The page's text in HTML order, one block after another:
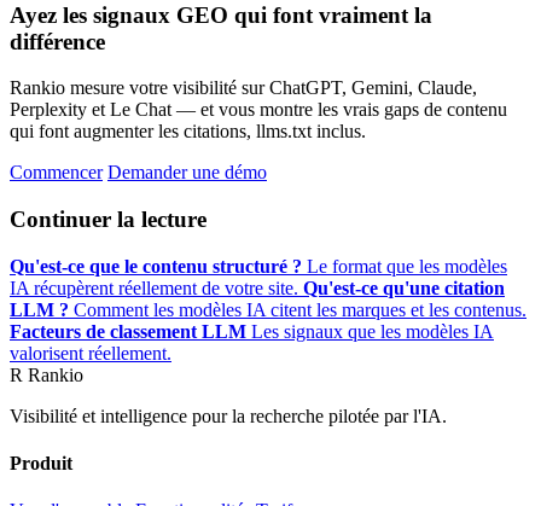
Ayez les signaux GEO qui font vraiment la
différence
Rankio mesure votre visibilité sur ChatGPT, Gemini, Claude,
Perplexity et Le Chat — et vous montre les vrais gaps de contenu
qui font augmenter les citations, llms.txt inclus.
Commencer Demander une démo
Continuer la lecture
Qu'est-ce que le contenu structuré ? Le format que les modèles
IA récupèrent réellement de votre site. Qu'est-ce qu'une citation
LLM ? Comment les modèles IA citent les marques et les contenus.
Facteurs de classement LLM Les signaux que les modèles IA
valorisent réellement.
R Rankio
Visibilité et intelligence pour la recherche pilotée par l'IA.
Produit